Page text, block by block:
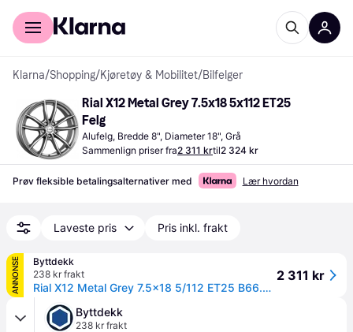
For kunder
Klarna/Shopping/Kjøretøy & Mobilitet/Bilfelger
Rial X12 Metal Grey 7.5x18 5x112 ET25
Felg
Alufelg, Bredde 8", Diameter 18", Grå
Sammenlign priser fra2 311 krtil2 324 kr
Prøv fleksible betalingsalternativer med Lær hvordan
Laveste pris Pris inkl. frakt
ANNONSE
Byttdekk
238 kr frakt
Rial X12 Metal Grey 7.5x18 5/112 ET25 B66.5 - Aluminiumfelger
2 311 kr
Byttdekk
238 kr frakt